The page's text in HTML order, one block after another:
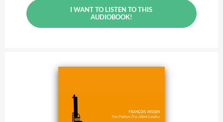
I WANT TO LISTEN TO THIS
AUDIOBOOK!